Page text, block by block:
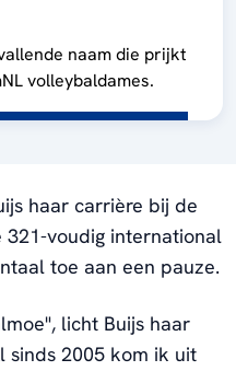
naam die prijkt
volleybaldames.
haar carrière bij de
321-voudig international
toe aan een pauze.
licht Buijs haar
sinds 2005 kom ik uit